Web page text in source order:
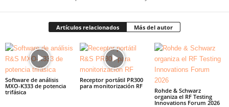
Artículos relacionados Más del autor
Software de análisis
MXO-K333 de potencia
trifásica
Receptor portátil PR300
para monitorización RF
Rohde & Schwarz
organiza el RF Testing
Innovations Forum 2026